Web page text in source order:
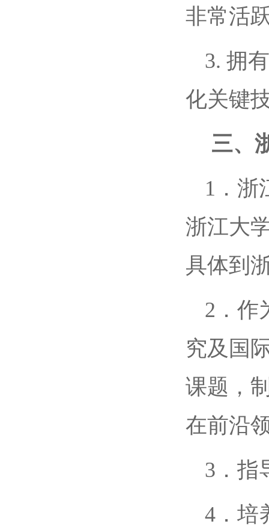
非常活
3. 拥
化关键
三、
1．浙
浙江大
具体到
2．作
究及国
课题，
在前沿
3．指
4．培